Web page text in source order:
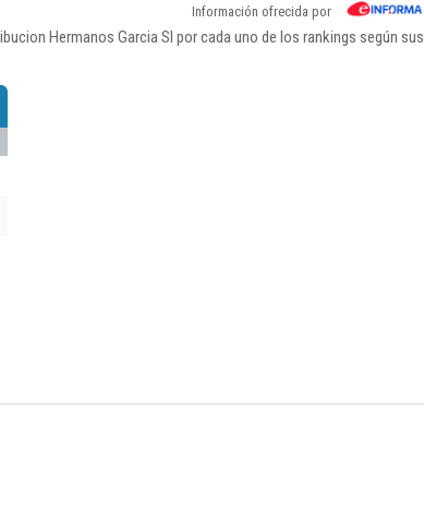
Información ofrecida por
Hermanos Garcia Sl por cada uno de los rankings según sus